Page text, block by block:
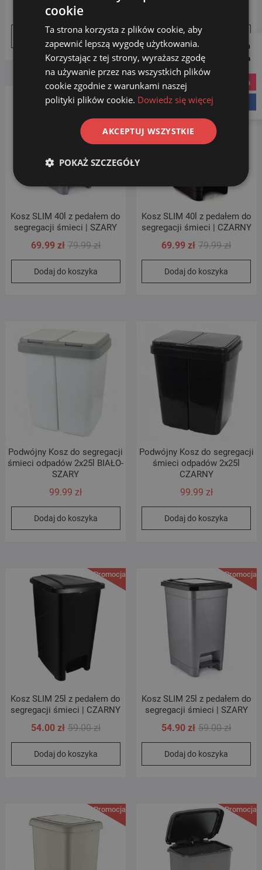
79.99
wynosiła:
79.99 zł.
69.99zł
wynosi:
69.99 zł.
cena
59.00
cena
wynosi:
54.00
Dodaj do koszyka
Promocja!
Kosz SLIM 40l z pedałem do
segregacji śmieci | SZARY
79.99złPierwotna
cena
79.99 zł.
69.99 zł
Aktualna
cena
69.99 zł.
Dodaj do koszyka
Promocja!
Kosz SLIM 40l z pedałem do
segregacji śmieci | CZARNY
79.99zł
cena
79.99
69.99zł
cena
69.99
Dodaj do koszyka
Podwójny Kosz do segregacji
śmieci odpadów 2x25l BIAŁO-
SZARY
99.99 zł
Dodaj do koszyka
Podwójny Kosz do segregacji
śmieci odpadów 2x25l
CZARNY
99.99 zł
Dodaj do koszyka
Promocja!
Kosz SLIM 25l z pedałem do
segregacji śmieci | CZARNY
59.00złPierwotna
cena
59.00 zł.
54.00 zł
Aktualna
cena
54.00 zł.
Dodaj do koszyka
Promocja!
Kosz SLIM 25l z pedałem do
segregacji śmieci | SZARY
59.00zł
cena
59.00
54.90zł
cena
54.90
Dodaj do koszyka
Promocja! Promocja!
Follow us on
Social Media
instagram
cookie
Ta strona korzysta z plików cookie, aby
zapewnić lepszą wygodę użytkowania.
Korzystając z tej strony, wyrażasz zgodę
na używanie przez nas wszystkich plików
cookie zgodnie z warunkami naszej
polityki plików cookie. Dowiedz się więcej
AKCEPTUJ WSZYSTKIE
POKAŻ SZCZEGÓŁY